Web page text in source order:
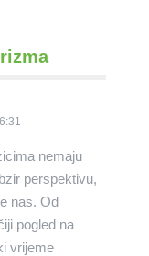
nemaju
perspektivu,
nas. Od
pogled na
vrijeme